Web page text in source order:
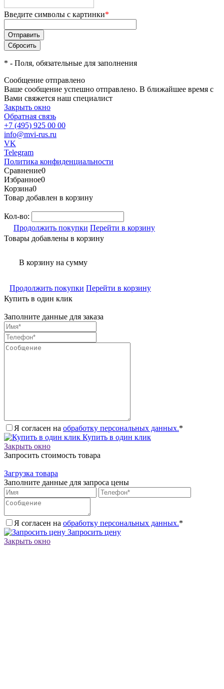
Введите символы с картинки*
* - Поля, обязательные для заполнения
Сообщение отправлено
Ваше сообщение успешно отправлено. В ближайшее время с
Вами свяжется наш специалист
Закрыть окно
Обратная связь
+7 (495) 925 00 00
info@mvi-rus.ru
VK
Telegram
Политика конфиденциальности
Сравнение0
Избранное0
Корзина0
Товар добавлен в корзину
Кол-во:
Продолжить покупки Перейти в корзину
Товары добавлены в корзину
В корзину на сумму
Продолжить покупки Перейти в корзину
Купить в один клик
Заполните данные для заказа
Я согласен на обработку персональных данных.*
Купить в один клик
Закрыть окно
Запросить стоимость товара
Загрузка товара
Заполните данные для запроса цены
Я согласен на обработку персональных данных.*
Запросить цену
Закрыть окно